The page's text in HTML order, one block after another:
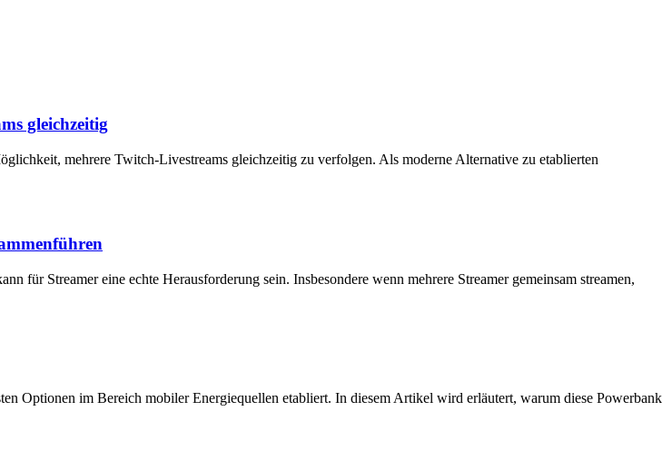
gleichzeitig
mehrere Twitch-Livestreams gleichzeitig zu verfolgen. Als moderne Alternative zu etablierten
für Streamer eine echte Herausforderung sein. Insbesondere wenn mehrere Streamer gemeinsam streamen,
Optionen im Bereich mobiler Energiequellen etabliert. In diesem Artikel wird erläutert, warum diese Powerbank